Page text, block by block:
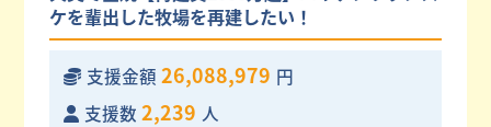
ケを輩出した牧場を再建したい！
支援金額 26,088,979 円
支援数 2,239 人